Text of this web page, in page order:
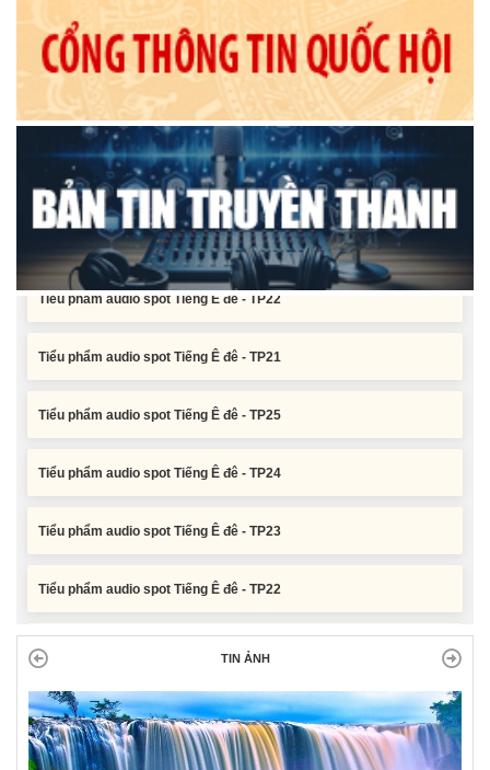
Đắk Lắk khoá XI, nhiệm kỳ 2026 - 2031
Tiểu phẩm audio spot Tiếng Ê đê - TP25
Tiểu phẩm audio spot Tiếng Ê đê - TP24
Tiểu phẩm audio spot Tiếng Ê đê - TP23
Tiểu phẩm audio spot Tiếng Ê đê - TP22
TIN ẢNH